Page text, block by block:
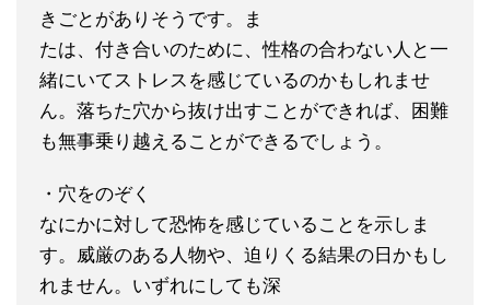
きごとがありそうです。ま
たは、付き合いのために、性格の合わない人と一
緒にいてストレスを感じているのかもしれませ
ん。落ちた穴から抜け出すことができれば、困難
も無事乗り越えることができるでしょう。
・穴をのぞく
なにかに対して恐怖を感じていることを示しま
す。威厳のある人物や、迫りくる結果の日かもし
れません。いずれにしても深